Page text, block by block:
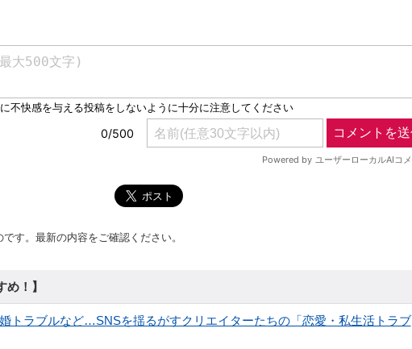
す。最新の内容をご確認ください。
め！】
婚トラブルなど…SNSを揺るがすクリエイターたちの「恋愛・私生活トラブ